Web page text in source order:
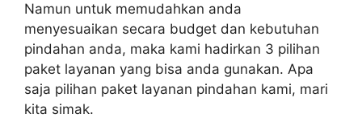
Namun untuk memudahkan anda
menyesuaikan secara budget dan kebutuhan
pindahan anda, maka kami hadirkan 3 pilihan
paket layanan yang bisa anda gunakan. Apa
saja pilihan paket layanan pindahan kami, mari
kita simak.